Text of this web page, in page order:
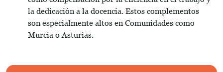
la dedicación a la docencia. Estos complementos
son especialmente altos en Comunidades como
Murcia o Asturias.